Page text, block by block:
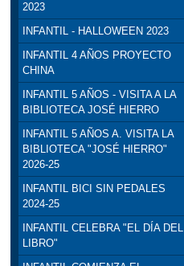
2023
INFANTIL - HALLOWEEN 2023
INFANTIL 4 AÑOS PROYECTO
CHINA
INFANTIL 5 AÑOS - VISITA A LA
BIBLIOTECA JOSÉ HIERRO
INFANTIL 5 AÑOS A. VISITA LA
BIBLIOTECA "JOSÉ HIERRO"
2026-25
INFANTIL BICI SIN PEDALES
2024-25
INFANTIL CELEBRA "EL DÍA DEL
LIBRO"